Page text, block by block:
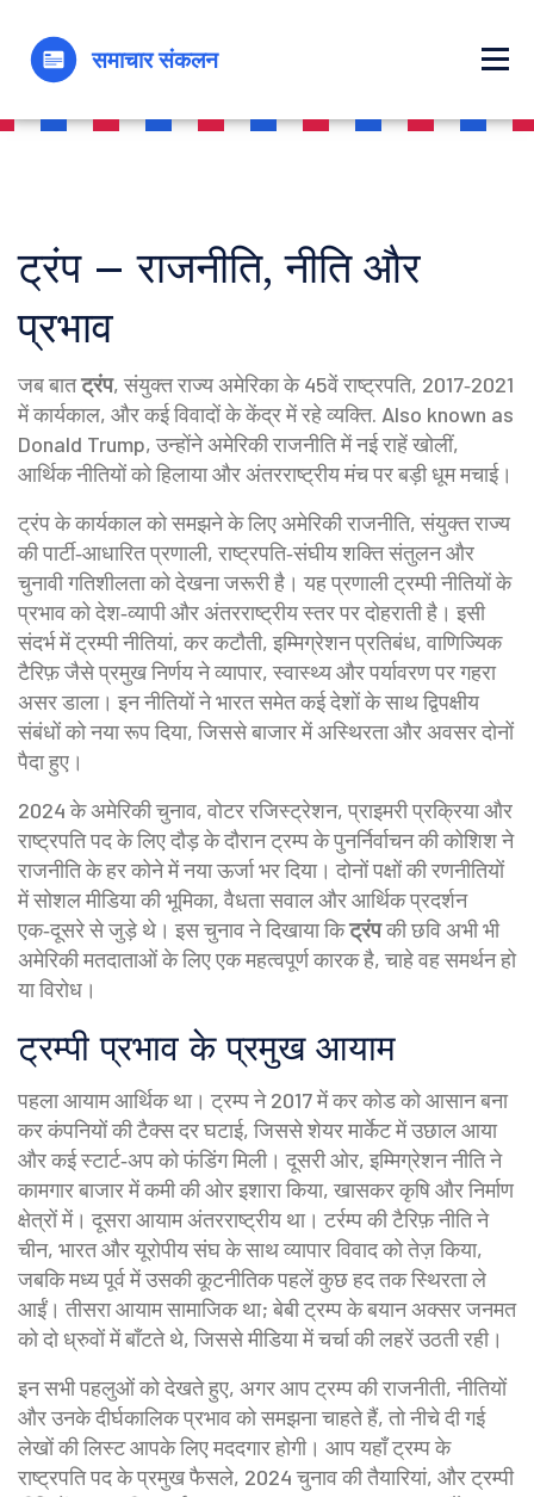
ट्रंप – राजनीति, नीति और
प्रभाव
जब बातट्रंप,संयुक्त राज्य अमेरिका के 45वें राष्ट्रपति, 2017‑2021
में कार्यकाल, और कई विवादों के केंद्र में रहे व्यक्ति. Also known as
Donald Trump, उन्होंने अमेरिकी राजनीति में नई राहें खोलीं,
आर्थिक नीतियों को हिलाया और अंतरराष्ट्रीय मंच पर बड़ी धूम मचाई।
ट्रंप के कार्यकाल को समझने के लिए अमेरिकी राजनीति,संयुक्त राज्य
की पार्टी‑आधारित प्रणाली, राष्ट्रपति‑संघीय शक्ति संतुलन और
चुनावी गतिशीलताको देखना जरूरी है। यह प्रणाली ट्रम्पी नीतियों के
प्रभाव को देश‑व्यापी और अंतरराष्ट्रीय स्तर पर दोहराती है। इसी
संदर्भ मेंट्रम्पी नीतियां,कर कटौती, इम्मिग्रेशन प्रतिबंध, वाणिज्यिक
टैरिफ़ जैसे प्रमुख निर्णयने व्यापार, स्वास्थ्य और पर्यावरण पर गहरा
असर डाला। इन नीतियों ने भारत समेत कई देशों के साथ द्विपक्षीय
संबंधों को नया रूप दिया, जिससे बाजार में अस्थिरता और अवसर दोनों
पैदा हुए।
2024 केअमेरिकी चुनाव,वोटर रजिस्ट्रेशन, प्राइमरी प्रक्रिया और
राष्ट्रपति पद के लिए दौड़के दौरान ट्रम्प के पुनर्निर्वाचन की कोशिश ने
राजनीति के हर कोने में नया ऊर्जा भर दिया। दोनों पक्षों की रणनीतियों
में सोशल मीडिया की भूमिका, वैधता सवाल और आर्थिक प्रदर्शन
एक‑दूसरे से जुड़े थे। इस चुनाव ने दिखाया किट्रंपकी छवि अभी भी
अमेरिकी मतदाताओं के लिए एक महत्वपूर्ण कारक है, चाहे वह समर्थन हो
या विरोध।
ट्रम्पी प्रभाव के प्रमुख आयाम
पहला आयाम आर्थिक था। ट्रम्प ने 2017 में कर कोड को आसान बना
कर कंपनियों की टैक्स दर घटाई, जिससे शेयर मार्केट में उछाल आया
और कई स्टार्ट‑अप को फंडिंग मिली। दूसरी ओर, इम्मिग्रेशन नीति ने
कामगार बाजार में कमी की ओर इशारा किया, खासकर कृषि और निर्माण
क्षेत्रों में। दूसरा आयाम अंतरराष्ट्रीय था। टर्रम्प की टैरिफ़ नीति ने
चीन, भारत और यूरोपीय संघ के साथ व्यापार विवाद को तेज़ किया,
जबकि मध्य पूर्व में उसकी कूटनीतिक पहलें कुछ हद तक स्थिरता ले
आईं। तीसरा आयाम सामाजिक था; बेबी ट्रम्प के बयान अक्सर जनमत
को दो ध्रुवों में बाँटते थे, जिससे मीडिया में चर्चा की लहरें उठती रही।
इन सभी पहलुओं को देखते हुए, अगर आप ट्रम्प की राजनीती, नीतियों
और उनके दीर्घकालिक प्रभाव को समझना चाहते हैं, तो नीचे दी गई
लेखों की लिस्ट आपके लिए मददगार होगी। आप यहाँ ट्रम्प के
राष्ट्रपति पद के प्रमुख फैसले, 2024 चुनाव की तैयारियां, और ट्रम्पी